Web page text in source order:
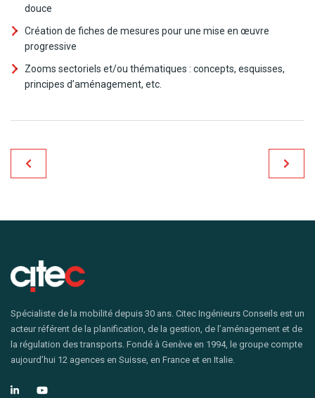
douce
Création de fiches de mesures pour une mise en œuvre
progressive
Zooms sectoriels et/ou thématiques : concepts, esquisses,
principes d’aménagement, etc.
Spécialiste de la mobilité depuis 30 ans. Citec Ingénieurs Conseils est un
acteur référent de la planification, de la gestion, de l’aménagement et de
la régulation des transports. Fondé à Genève en 1994, le groupe compte
aujourd’hui 12 agences en Suisse, en France et en Italie.